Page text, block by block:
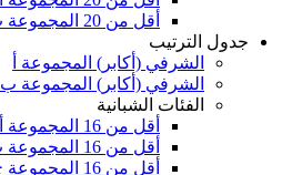
أقل من 20 المجموعة ب
جدول الترتيب
الشرفي (أكابر) المجموعة أ
الشرفي (أكابر) المجموعة ب
الفئات الشبانية
أقل من 16 المجموعة أ
أقل من 16 المجموعة ب
أقل من 16 المجموعة ج